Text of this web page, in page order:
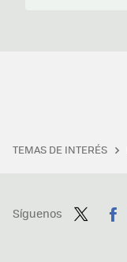
TEMAS DE INTERÉS
Síguenos